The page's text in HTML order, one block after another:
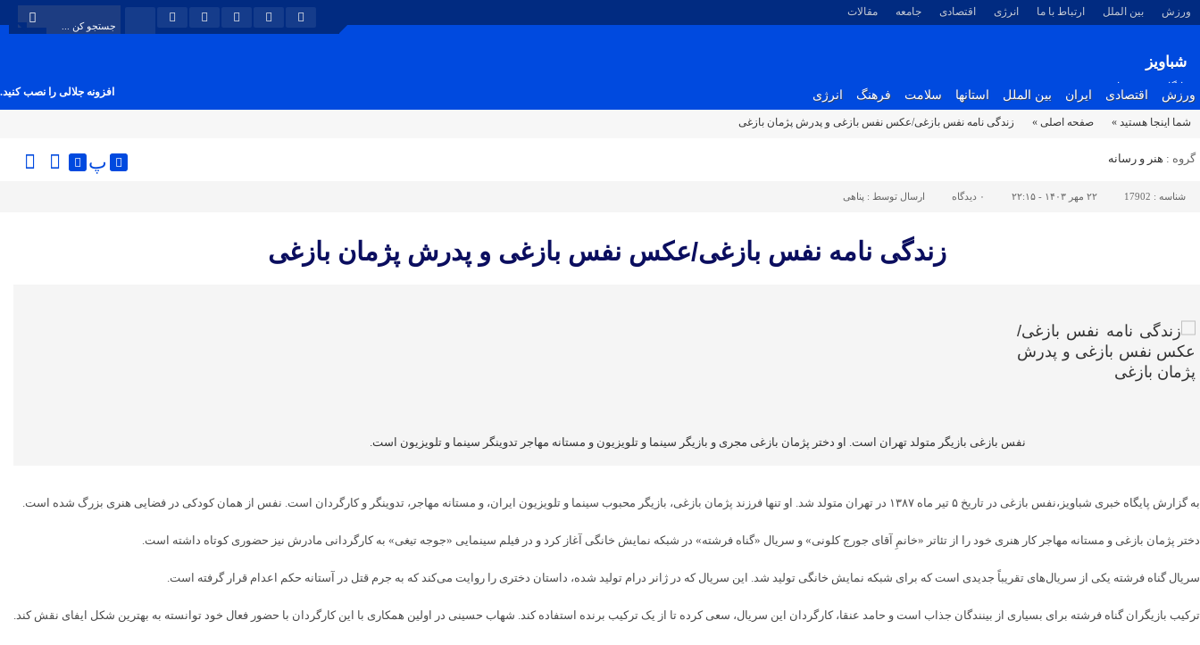
ورزش بین الملل ارتباط با ما انرژی اقتصادی جامعه مقالات
شباویز
پایگاه خبری شباویز
ورزش اقتصادی ایران بین الملل استانها سلامت فرهنگ انرژی افزونه جلالی را نصب کنید.
شما اینجا هستید » صفحه اصلی » زندگی نامه نفس بازغی/عکس نفس بازغی و پدرش پژمان بازغی
گروه : هنر و رسانه پ
شناسه : 17902 ۲۲ مهر ۱۴۰۳ - ۲۲:۱۵ ۰ دیدگاه ارسال توسط : پناهی
زندگی نامه نفس بازغی/عکس نفس بازغی و پدرش پژمان بازغی
نفس بازغی بازیگر متولد تهران است. او دختر پژمان بازغی مجری و بازیگر سینما و تلویزیون و مستانه مهاجر تدوینگر سینما و تلویزیون است.
به گزارش پایگاه خبری شباویز،نفس بازغی در تاریخ ۵ تیر ماه ۱۳۸۷ در تهران متولد شد. او تنها فرزند پژمان بازغی، بازیگر محبوب سینما و تلویزیون ایران، و مستانه مهاجر، تدوینگر و کارگردان است. نفس از همان کودکی در فضایی هنری بزرگ شده است.
دختر پژمان بازغی و مستانه مهاجر کار هنری خود را از تئاتر «خانمِ آقاى جورج کلونى» و سریال «گناه فرشته» در شبکه نمایش خانگی آغاز کرد و در فیلم سینمایی «جوجه تیغی» به کارگردانی مادرش نیز حضوری کوتاه داشته است.
سریال گناه فرشته یکی از سریال‌های تقریباً جدیدی است که برای شبکه نمایش خانگی تولید شد. این سریال که در ژانر درام تولید شده، داستان دختری را روایت می‌کند که به جرم قتل در آستانه حکم اعدام قرار گرفته است.
ترکیب بازیگران گناه فرشته برای بسیاری از بینندگان جذاب است و حامد عنقا، کارگردان این سریال، سعی کرده تا از یک ترکیب برنده استفاده کند. شهاب حسینی در اولین همکاری با این کارگردان با حضور فعال خود توانسته به بهترین شکل ایفای نقش کند.